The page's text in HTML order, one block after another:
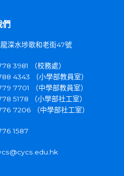
們
深水埗歌和老街47號
3981 （校務處）
4343 （小學部教員室）
7701 （中學部教員室）
5178 （小學部社工室）
7206 （中學部社工室）
1587